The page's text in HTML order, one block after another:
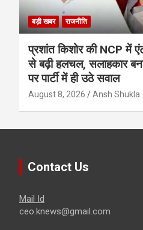
बड़ी खबर राजनीति
प्रशांत किशोर की NCP में
से बढ़ी हलचल, सलाहकार
पर पार्टी में ही उठे सवाल
August 8, 2026 Ansh Shukla
Contact Us
Mail Id
ceo.knews@gmail.com